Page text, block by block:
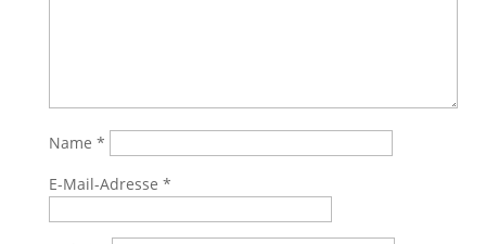
Name *
E-Mail-Adresse *